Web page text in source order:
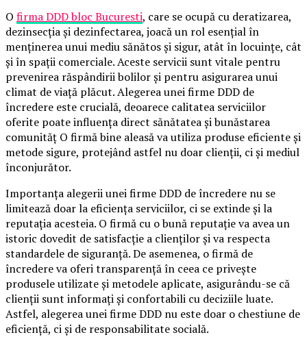
O firma DDD bloc Bucuresti, care se ocupă cu deratizarea,
dezinsecția și dezinfectarea, joacă un rol esențial în
menținerea unui mediu sănătos și sigur, atât în locuințe, cât
și în spații comerciale. Aceste servicii sunt vitale pentru
prevenirea răspândirii bolilor și pentru asigurarea unui
climat de viață plăcut. Alegerea unei firme DDD de
încredere este crucială, deoarece calitatea serviciilor
oferite poate influența direct sănătatea și bunăstarea
comunităț O firmă bine aleasă va utiliza produse eficiente și
metode sigure, protejând astfel nu doar clienții, ci și mediul
înconjurător.
Importanța alegerii unei firme DDD de încredere nu se
limitează doar la eficiența serviciilor, ci se extinde și la
reputația acesteia. O firmă cu o bună reputație va avea un
istoric dovedit de satisfacție a clienților și va respecta
standardele de siguranță. De asemenea, o firmă de
încredere va oferi transparență în ceea ce privește
produsele utilizate și metodele aplicate, asigurându-se că
clienții sunt informați și confortabili cu deciziile luate.
Astfel, alegerea unei firme DDD nu este doar o chestiune de
eficiență, ci și de responsabilitate socială.